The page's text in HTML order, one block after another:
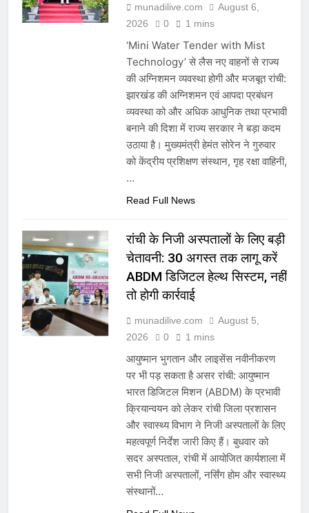
munadilive.com
August 6,
2026
0 1 mins
‘Mini Water Tender with Mist
Technology’ से लैस नए वाहनों से राज्य
की अग्निशमन व्यवस्था होगी और मजबूत रांची:
झारखंड की अग्निशमन एवं आपदा प्रबंधन
व्यवस्था को और अधिक आधुनिक तथा प्रभावी
बनाने की दिशा में राज्य सरकार ने बड़ा कदम
उठाया है। मुख्यमंत्री हेमंत सोरेन ने गुरुवार
को केंद्रीय प्रशिक्षण संस्थान, गृह रक्षा वाहिनी,
…
Read Full News
रांची के निजी अस्पतालों के लिए बड़ी
चेतावनी: 30 अगस्त तक लागू करें
ABDM डिजिटल हेल्थ सिस्टम, नहीं
तो होगी कार्रवाई
munadilive.com
August 5,
2026
0 1 mins
आयुष्मान भुगतान और लाइसेंस नवीनीकरण
पर भी पड़ सकता है असर रांची: आयुष्मान
भारत डिजिटल मिशन (ABDM) के प्रभावी
क्रियान्वयन को लेकर रांची जिला प्रशासन
और स्वास्थ्य विभाग ने निजी अस्पतालों के लिए
महत्वपूर्ण निर्देश जारी किए हैं। बुधवार को
सदर अस्पताल, रांची में आयोजित कार्यशाला में
सभी निजी अस्पतालों, नर्सिंग होम और स्वास्थ्य
संस्थानों…